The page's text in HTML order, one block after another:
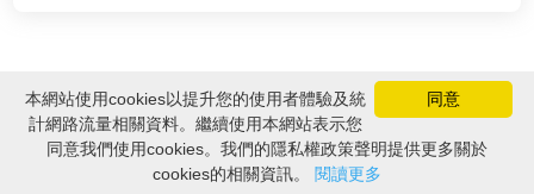
Copyright © Z-COM, Inc. 2026 .All Rights Reserved.
同意
本網站使用cookies以提升您的使用者體驗及統
計網路流量相關資料。繼續使用本網站表示您
同意我們使用cookies。我們的隱私權政策聲明提供更多關於
cookies的相關資訊。 閱讀更多